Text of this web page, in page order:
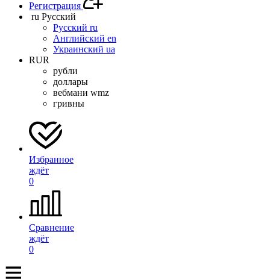
Регистрация
ru Русский
Русский ru
Английский en
Украинский ua
RUR
рубли
доллары
вебмани wmz
гривны
Избранное
ждёт
0
Сравнение
ждёт
0